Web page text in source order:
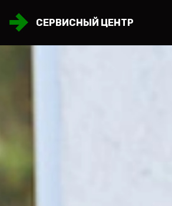
СЕРВИСНЫЙ ЦЕНТР